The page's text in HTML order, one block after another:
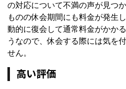
の対応について不満の声が見つ
ものの休会期間にも料金が発生
動的に復会して通常料金がかか
うなので、休会する際には気を
せん。
高い評価